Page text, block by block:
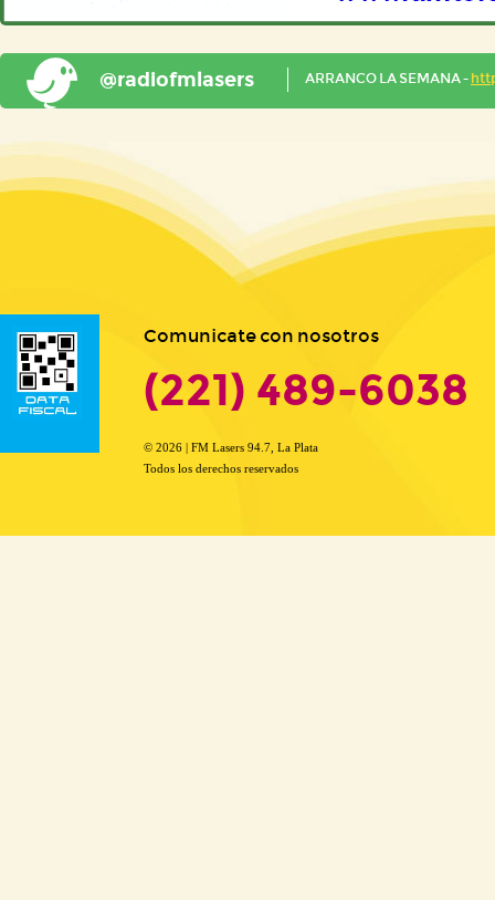
@radiofmlasers ARRANCO LA SEMANA -
Comunicate con nosotros
(221) 489-6038
© 2026 | FM Lasers 94.7, La Plata
Todos los derechos reservados